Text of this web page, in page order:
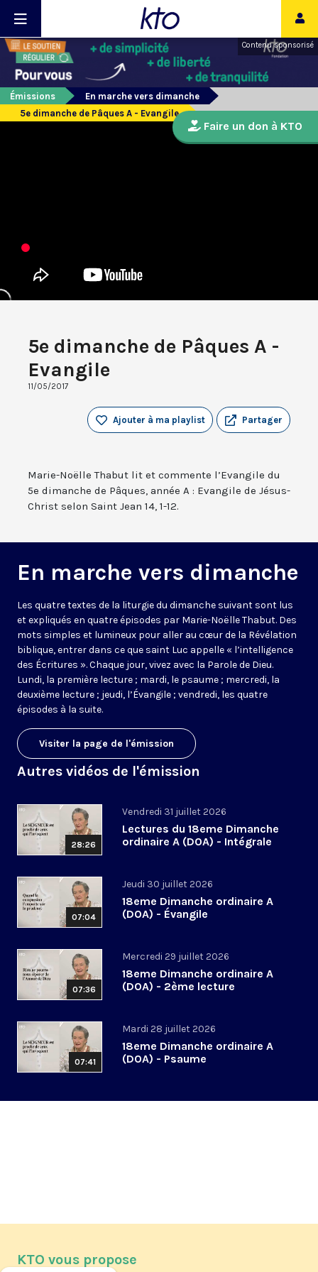
Contenu sponsorisé
Émissions
En marche vers dimanche
5e dimanche de Pâques A - Evangile
5e dimanche de Pâques A -
Evangile
11/05/2017
Partager
Ajouter à ma playlist
Marie-Noëlle Thabut lit et commente l’Evangile du
5e dimanche de Pâques, année A : Evangile de Jésus-
Christ selon Saint Jean 14, 1-12.
En marche vers dimanche
Les quatre textes de la liturgie du dimanche suivant sont lus
et expliqués en quatre épisodes par Marie-Noëlle Thabut. Des
mots simples et lumineux pour aller au cœur de la Révélation
biblique, entrer dans ce que saint Luc appelle « l’intelligence
des Écritures ». Chaque jour, vivez avec la Parole de Dieu.
Lundi, la première lecture ; mardi, le psaume ; mercredi, la
deuxième lecture ; jeudi, l’Évangile ; vendredi, les quatre
épisodes à la suite.
Visiter la page de l'émission
Autres vidéos de l'émission
28:26
Vendredi 31 juillet 2026
Lectures du 18eme Dimanche
ordinaire A (DOA) - Intégrale
07:04
Jeudi 30 juillet 2026
18eme Dimanche ordinaire A
(DOA) - Évangile
07:36
Mercredi 29 juillet 2026
18eme Dimanche ordinaire A
(DOA) - 2ème lecture
07:41
Mardi 28 juillet 2026
18eme Dimanche ordinaire A
(DOA) - Psaume
Faire un don à KTO
KTO vous propose